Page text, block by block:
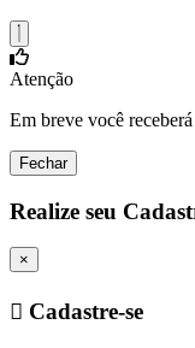
Atenção
Em breve você
Fechar
Realize seu
×
Cadastre-se